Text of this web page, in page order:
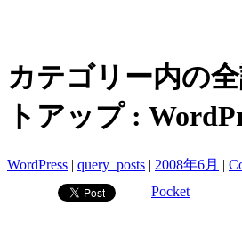
カテゴリー内の
トアップ :
WordPress | query_posts | 2008年6月 |
Pocket